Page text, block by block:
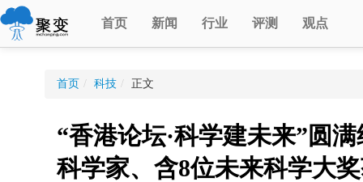
首页 新闻 行业 评测 观点
首页 / 科技 / 正文
“香港论坛·科学建未来”圆
科学家、含8位未来科学大